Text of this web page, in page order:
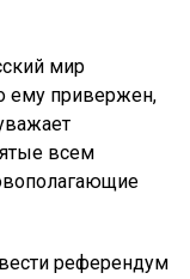
мир
ему привержен,
всем
референдум